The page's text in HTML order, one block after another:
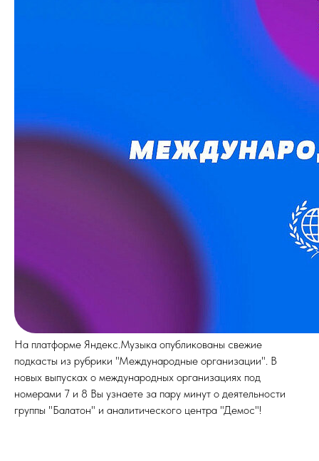
На платформе Яндекс.Музыка опубликованы свежие
подкасты из рубрики "Международные организации". В
новых выпусках о международных организациях под
номерами 7 и 8 Вы узнаете за пару минут о деятельности
группы "Балатон" и аналитического центра "Демос"!